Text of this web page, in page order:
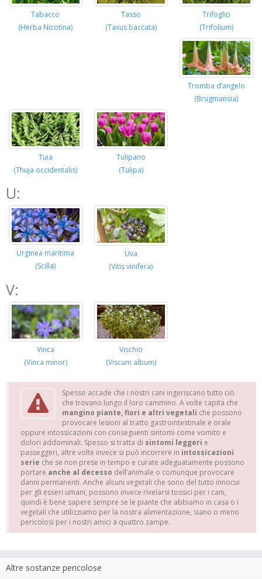
Tabacco
(Herba Nicotina)
Tasso
(Taxus baccata)
Trifoglio
(Trifolium)
Tromba d’angelo
(Brugmansia)
Tuia
(Thuja occidentalis)
Tulipano
(Tulipa)
U:
Urginea maritima
(Scilla)
Uva
(Vitis vinifera)
V:
Vinca
(Vinca minor)
Vischio
(Viscum album)
Spesso accade che i nostri cani ingeriscano tutto ciò
che trovano lungo il loro cammino. A volte capita che
mangino piante, fiori e altri vegetali che possono
provocare lesioni al tratto gastrointestinale e orale
oppure intossicazioni con conseguenti sintomi come vomito e
dolori addominali. Spesso si tratta di sintomi leggeri e
passeggeri, altre volte invece si può incorrere in intossicazioni
serie che se non prese in tempo e curate adeguatamente possono
portare anche al decesso dell’animale o comunque provocare
danni permanenti. Anche alcuni vegetali che sono del tutto innocui
per gli esseri umani, possono invece rivelarsi tossici per i cani,
quindi è bene sapere sempre se le piante che abbiamo in casa o i
vegetali che utilizziamo per la nostra alimentazione, siano o meno
pericolosi per i nostri amici a quattro zampe.
Altre sostanze pericolose